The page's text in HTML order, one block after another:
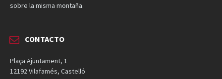
sobre la misma montaña.
CONTACTO
Plaça Ajuntament, 1
12192 Vilafamés, Castelló